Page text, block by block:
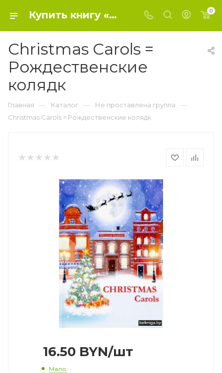
Купить книгу «Christmas Carols = Рождественские колядк» 0, Sandys W. - Не проставлена группа 0
Christmas Carols =
Рождественские
колядк
Главная — Каталог — Не проставлена группа —
Christmas Carols = Рождественские колядк
16.50 BYN/шт
Мало